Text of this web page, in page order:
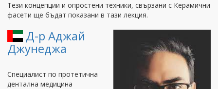
Тези концепции и опростени техники, свързани с Керамични
фасети ще бъдат показани в тази лекция.
Д-р Аджай
Джунеджа
Специалист по протетична
дентална медицина